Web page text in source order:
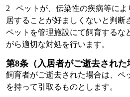
2 ペットが、伝染性の疾病等によ
居することが好ましくないと判断
ペットを管理施設にて飼育するな
がら適切な対処を行います。
第8条（入居者がご逝去された
飼育者がご逝去された場合は、ペ
を持って引取るものとします。